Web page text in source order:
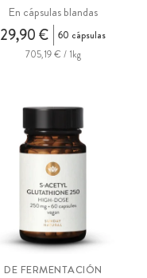
En cápsulas blandas
29,90 €
60 cápsulas
705,19 € / 1kg
DE FERMENTACIÓN